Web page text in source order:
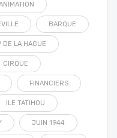
BARQUE
DE LA HAGUE
CIRQUE
FINANCIERS
ILE TATIHOU
JUIN 1944